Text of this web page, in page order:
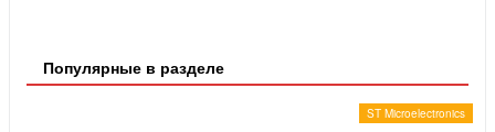
Популярные в разделе
ST Microelectronics